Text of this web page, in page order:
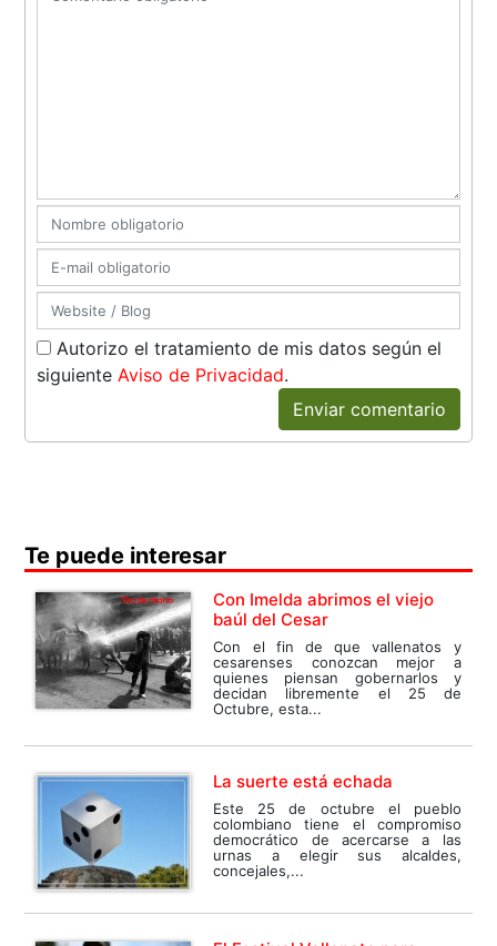
Autorizo el tratamiento de mis datos según el
siguienteAviso de Privacidad.
Enviar comentario
Te puede interesar
Con Imelda abrimos el viejo
baúl del Cesar
Con el fin de que vallenatos y
cesarenses conozcan mejor a
quienes piensan gobernarlos y
decidan libremente el 25 de
Octubre, esta...
La suerte está echada
Este 25 de octubre el pueblo
colombiano tiene el compromiso
democrático de acercarse a las
urnas a elegir sus alcaldes,
concejales,...